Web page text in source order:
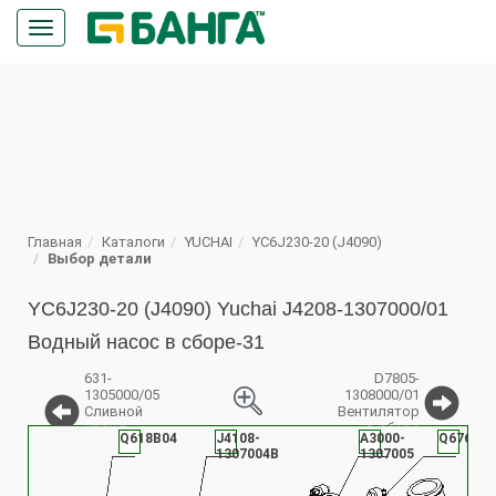
Кнопка
меню
Главная Каталоги YUCHAI
YC6J230-20 (J4090)
Выбор детали
YC6J230-20 (J4090) Yuchai J4208-1307000/01
Водный насос в сборе-31
631-
1305000/05
Сливной
кран в
сборе
D7805-
1308000/01
Вентилятор
в сборе
Q67676
A3000-
1307005
J4108-
1307004B
Q618B04